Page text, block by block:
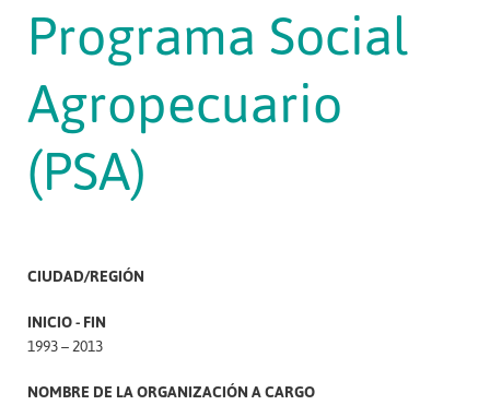
Programa Social
Agropecuario
(PSA)
CIUDAD/REGIÓN
INICIO - FIN
1993 – 2013
NOMBRE DE LA ORGANIZACIÓN A CARGO